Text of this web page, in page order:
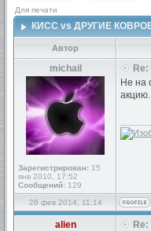
Для печати
КИСС vs ДРУГИЕ
Автор
michail
Зарегистрирован: 15
янв 2010, 17:52
Сообщений: 129
Не на
26 фев 2014, 11:14
alien